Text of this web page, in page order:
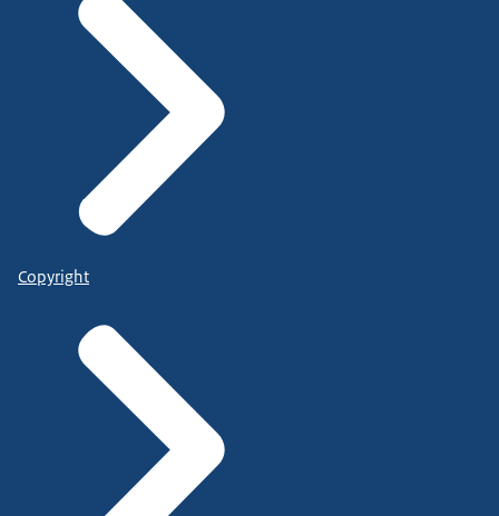
Copyright